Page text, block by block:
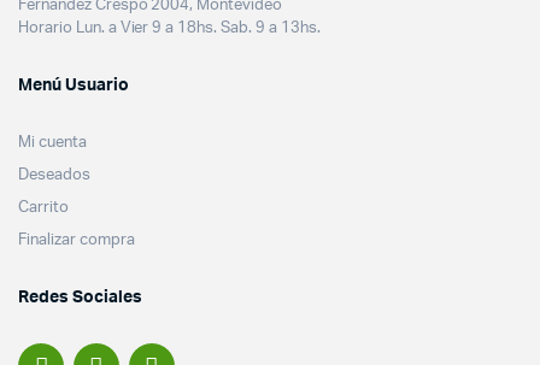
Fernandez Crespo 2004, Montevideo
Horario Lun. a Vier 9 a 18hs. Sab. 9 a 13hs.
Menú Usuario
Mi cuenta
Deseados
Carrito
Finalizar compra
Redes Sociales